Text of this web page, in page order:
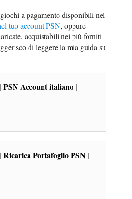
a pagamento disponibili nel
tuo account PSN, oppure
acquistabili nei più forniti
di leggere la mia guida su
Account italiano |
Portafoglio PSN |